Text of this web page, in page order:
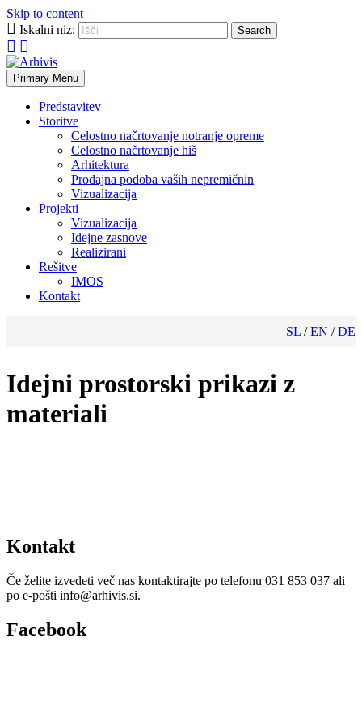
Skip to content
Iskalni niz:
Primary Menu
Predstavitev
Storitve
Celostno načrtovanje notranje opreme
Celostno načrtovanje hiš
Arhitektura
Prodajna podoba vaših nepremičnin
Vizualizacija
Projekti
Vizualizacija
Idejne zasnove
Realizirani
Rešitve
IMOS
Kontakt
SL EN DE
Idejni prostorski prikazi z
materiali
Kontakt
Če želite izvedeti več nas kontaktirajte po telefonu 031 853 037 ali
po e-pošti info@arhivis.si.
Facebook